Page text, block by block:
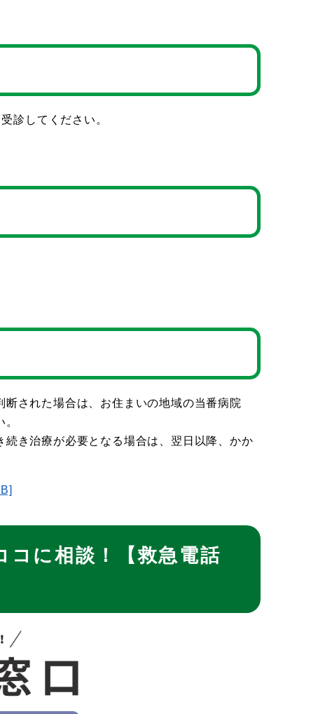
診してください。
された場合は、お住まいの地域の当番病院
き治療が必要となる場合は、翌日以降、かか
コに相談！【救急電話